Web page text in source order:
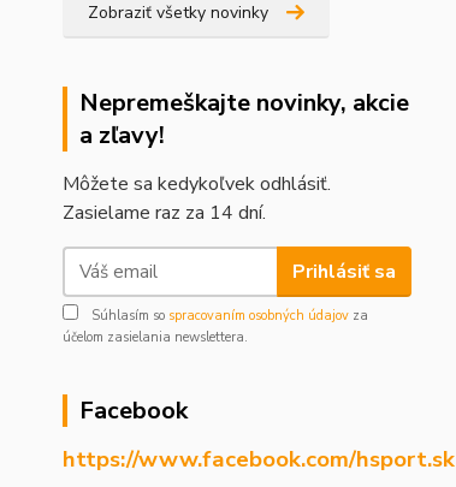
Zobraziť všetky novinky
Nepremeškajte novinky, akcie
a zľavy!
Môžete sa kedykoľvek odhlásiť.
Zasielame raz za 14 dní.
Prihlásiť sa
Súhlasím so spracovaním osobných údajov za
účelom zasielania newslettera.
Facebook
https://www.facebook.com/hsport.sk